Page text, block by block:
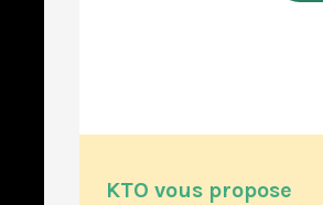
KTO vous propose